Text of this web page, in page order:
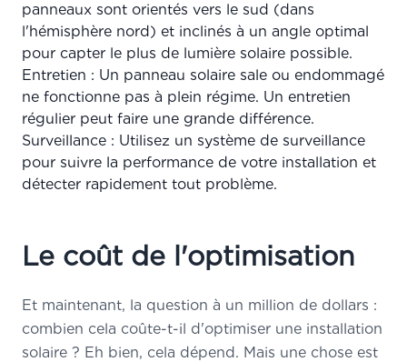
panneaux sont orientés vers le sud (dans
l'hémisphère nord) et inclinés à un angle optimal
pour capter le plus de lumière solaire possible.
Entretien : Un panneau solaire sale ou endommagé
ne fonctionne pas à plein régime. Un entretien
régulier peut faire une grande différence.
Surveillance : Utilisez un système de surveillance
pour suivre la performance de votre installation et
détecter rapidement tout problème.
Le coût de l'optimisation
Et maintenant, la question à un million de dollars :
combien cela coûte-t-il d'optimiser une installation
solaire ? Eh bien, cela dépend. Mais une chose est